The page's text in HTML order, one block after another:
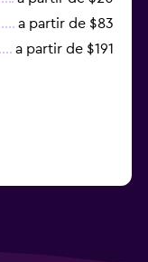
a partir de $83
a partir de $191